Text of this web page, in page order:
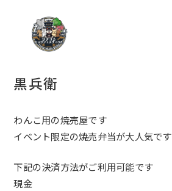
黒兵衛
わんこ用の焼売屋です
イベント限定の焼売弁当が大人気です
下記の決済方法がご利用可能です
現金